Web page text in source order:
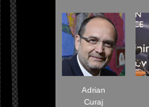
Adrian
Curaj